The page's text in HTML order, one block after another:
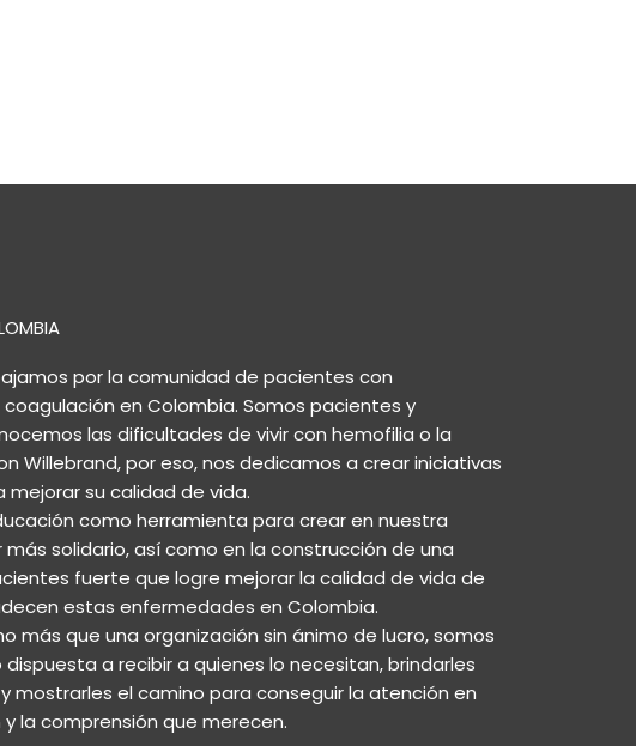
por la comunidad de pacientes con
en Colombia. Somos pacientes y
las dificultades de vivir con hemofilia o la
Willebrand, por eso, nos dedicamos a crear iniciativas
mejorar su calidad de vida.
como herramienta para crear en nuestra
solidario, así como en la construcción de una
fuerte que logre mejorar la calidad de vida de
estas enfermedades en Colombia.
más que una organización sin ánimo de lucro, somos
a recibir a quienes lo necesitan, brindarles
mostrarles el camino para conseguir la atención en
la comprensión que merecen.